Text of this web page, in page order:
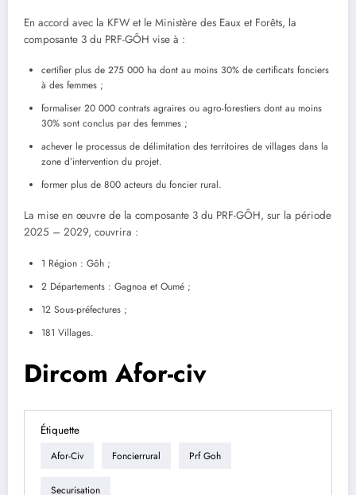
En accord avec la KFW et le Ministère des Eaux et Forêts, la
composante 3 du PRF-GÔH vise à :
certifier plus de 275 000 ha dont au moins 30% de certificats fonciers
à des femmes ;
⁠formaliser 20 000 contrats agraires ou agro-forestiers dont au moins
30% sont conclus par des femmes ;
achever le processus de délimitation des territoires de villages dans la
zone d’intervention du projet.
former plus de 800 acteurs du foncier rural.
La mise en œuvre de la composante 3 du PRF-GÔH, sur la période
2025 – 2029, couvrira :
1 Région : Gôh ;
2 Départements : Gagnoa et Oumé ;
12 Sous-préfectures ;
181 Villages.
Dircom Afor-civ
Étiquette
Afor-Civ Foncierrural Prf Goh
Securisation